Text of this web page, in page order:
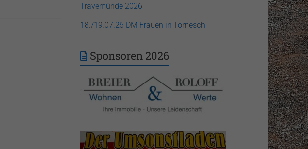
Travemünde 2026
18./19.07.26 DM Frauen in Tornesch
Sponsoren 2026